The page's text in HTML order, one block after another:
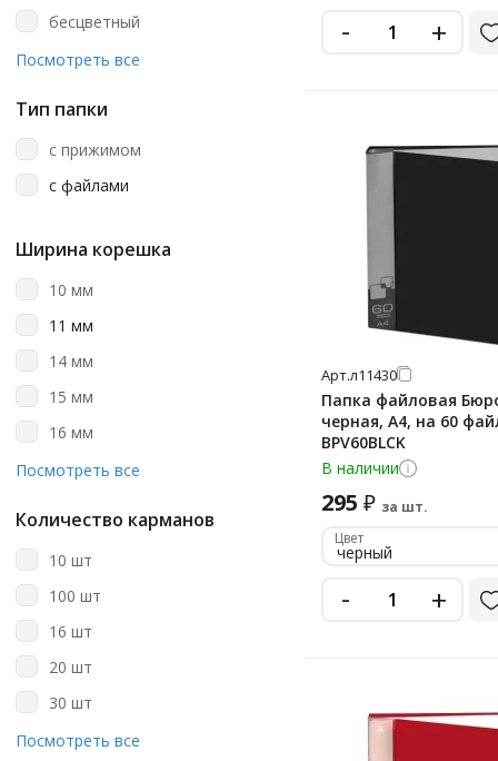
бесцветный
бирюзовый
желтый
желтый неон
мятный
мятный/черный
неоново-зеленый
оранжевый неон
персиковый
полупрозрачный
полупрозрачный черный
розовый
Посмотреть все
Тип папки
с прижимом
с файлами
Ширина корешка
10 мм
11 мм
14 мм
15 мм
16 мм
17 мм
40 мм
Посмотреть все
Количество карманов
10 шт
100 шт
16 шт
20 шт
30 шт
40 шт
Посмотреть все
- +
Арт.л11430
Папка файловая
черная, А4, на 60
BPV60BLCK
В наличии
295 ₽ за шт.
Цвет
черный
- +